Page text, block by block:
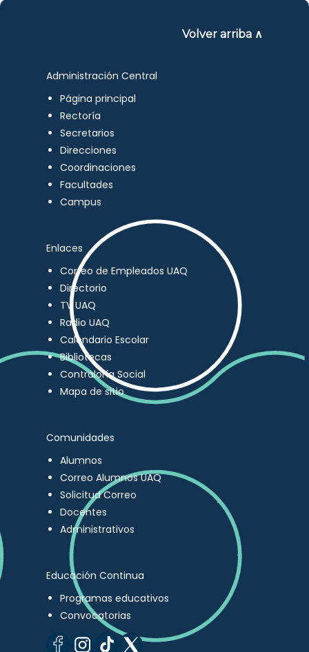
Volver arriba ∧
Administración Central
Página principal
Rectoría
Secretarios
Direcciones
Coordinaciones
Facultades
Campus
Enlaces
Correo de Empleados UAQ
Directorio
TV UAQ
Radio UAQ
Calendario Escolar
Bibliotecas
Contraloría Social
Mapa de sitio
Comunidades
Alumnos
Correo Alumnos UAQ
Solicitud Correo
Docentes
Administrativos
Educación Continua
Programas educativos
Convocatorias